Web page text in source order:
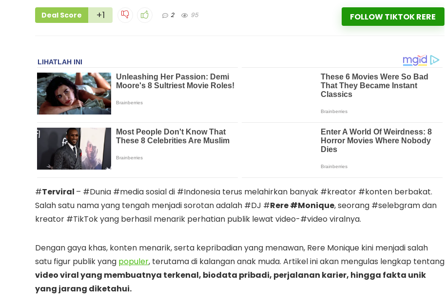
Deal Score +1 2 95 FOLLOW TIKTOK RERE
#Terviral – #Dunia #media sosial di #Indonesia terus melahirkan banyak #kreator #konten berbakat.
Salah satu nama yang tengah menjadi sorotan adalah #DJ #Rere #Monique, seorang #selebgram dan
kreator #TikTok yang berhasil menarik perhatian publik lewat video-#video viralnya.
Dengan gaya khas, konten menarik, serta kepribadian yang menawan, Rere Monique kini menjadi salah
satu figur publik yang populer, terutama di kalangan anak muda. Artikel ini akan mengulas lengkap tentang
video viral yang membuatnya terkenal, biodata pribadi, perjalanan karier, hingga fakta unik
yang jarang diketahui.